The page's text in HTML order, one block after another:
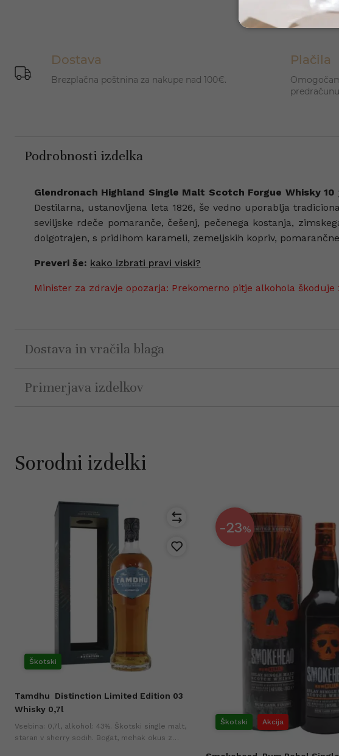
Dostava
Brezplačna poštnina za nakupe nad 100€.
Plačila
Podrobnosti izdelka
Glendronach Highland Single Malt Scotch Forgue Whisky 10
Destilarna, ustanovljena leta 1826, še vedno uporablja
seviljske rdeče pomaranče, češenj, pečenega kostanja,
dolgotrajen, s pridihom karameli, zemeljskih kopriv,
Preveri še: kako izbrati pravi viski?
Minister za zdravje opozarja: Prekomerno pitje alkohola škoduje
Dostava in vračila blaga
Primerjava izdelkov
Sorodni izdelki
Škotski
Tamdhu
Distinction Limited Edition 03
Whisky 0,7l
Vsebina: 0,7l, alkohol: 43%. Škotski single malt,
staran v sherry sodih. Bogat, mehak okus z
-23%
Škotski Akcija